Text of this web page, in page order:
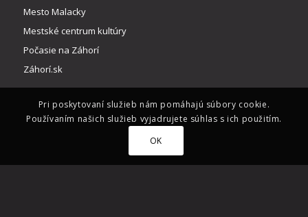
Mesto Malacky
Mestské centrum kultúry
Počasie na Záhorí
Záhorí.sk
Pri poskytovaní služieb nám pomáhajú súbory cookie.
Používaním našich služieb vyjadrujete súhlas s ich použitím.
OK